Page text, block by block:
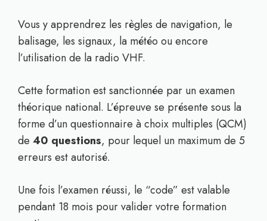
Vous y apprendrez les règles de navigation, le
balisage, les signaux, la météo ou encore
l’utilisation de la radio VHF.
Cette formation est sanctionnée par un examen
théorique national. L’épreuve se présente sous la
forme d’un questionnaire à choix multiples (QCM)
de 40 questions, pour lequel un maximum de 5
erreurs est autorisé.
Une fois l’examen réussi, le “code” est valable
pendant 18 mois pour valider votre formation